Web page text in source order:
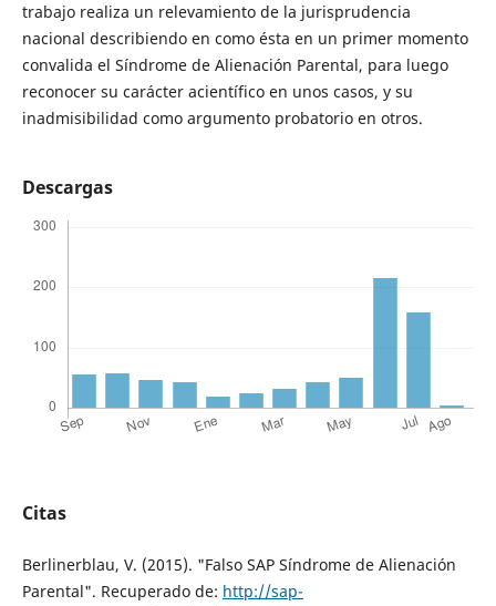
trabajo realiza un relevamiento de la jurisprudencia
nacional describiendo en como ésta en un primer momento
convalida el Síndrome de Alienación Parental, para luego
reconocer su carácter acientífico en unos casos, y su
inadmisibilidad como argumento probatorio en otros.
Descargas
Citas
Berlinerblau, V. (2015). "Falso SAP Síndrome de Alienación
Parental". Recuperado de: http://sap-